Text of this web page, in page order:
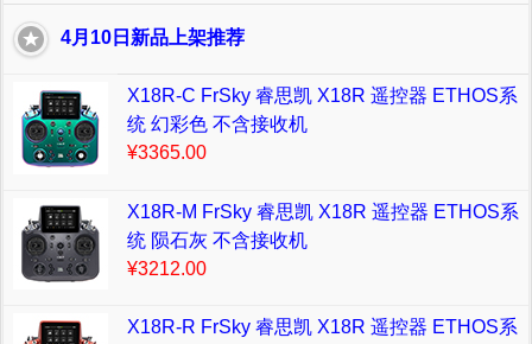
4月10日新品上架推荐
X18R-C FrSky 睿思凯 X18R 遥控器 ETHOS系
统 幻彩色 不含接收机
¥3365.00
X18R-M FrSky 睿思凯 X18R 遥控器 ETHOS系
统 陨石灰 不含接收机
¥3212.00
X18R-R FrSky 睿思凯 X18R 遥控器 ETHOS系